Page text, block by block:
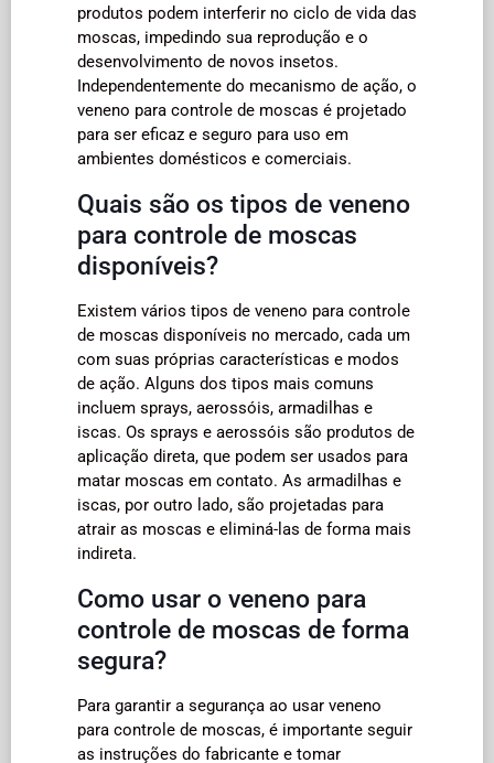
produtos podem interferir no ciclo de vida das
moscas, impedindo sua reprodução e o
desenvolvimento de novos insetos.
Independentemente do mecanismo de ação, o
veneno para controle de moscas é projetado
para ser eficaz e seguro para uso em
ambientes domésticos e comerciais.
Quais são os tipos de veneno
para controle de moscas
disponíveis?
Existem vários tipos de veneno para controle
de moscas disponíveis no mercado, cada um
com suas próprias características e modos
de ação. Alguns dos tipos mais comuns
incluem sprays, aerossóis, armadilhas e
iscas. Os sprays e aerossóis são produtos de
aplicação direta, que podem ser usados para
matar moscas em contato. As armadilhas e
iscas, por outro lado, são projetadas para
atrair as moscas e eliminá-las de forma mais
indireta.
Como usar o veneno para
controle de moscas de forma
segura?
Para garantir a segurança ao usar veneno
para controle de moscas, é importante seguir
as instruções do fabricante e tomar